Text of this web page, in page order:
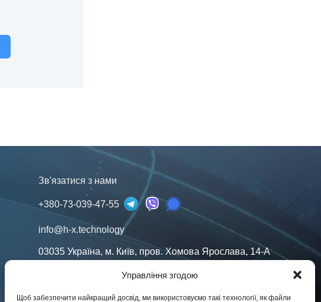
Управління згодою
Щоб забезпечити найкращий досвід, ми використовуємо такі технології, як файли
Зв'язатися з нами
+380-73-039-47-55
info@h-x.technology
03035 Україна, м. Київ, пров. Хомова Ярослава, 14-А
Юридичні особи в ЄС, Україні та США. Контракти у